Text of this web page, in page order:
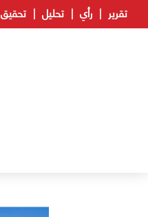
تقرير رأي تحليل تحقيق